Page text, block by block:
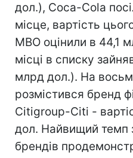
дол.), Coca-Cola
місце, вартість
MBO оцінили в 44,1
місці в списку
млрд дол.). На
розмістився бренд
Citigroup-Citi -
дол. Найвищий темп
брендів